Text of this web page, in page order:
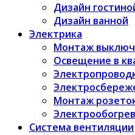
Дизайн
Дизайн ванной
Электрика
Монтаж
Освещение в
Монтаж
Система вентиляции